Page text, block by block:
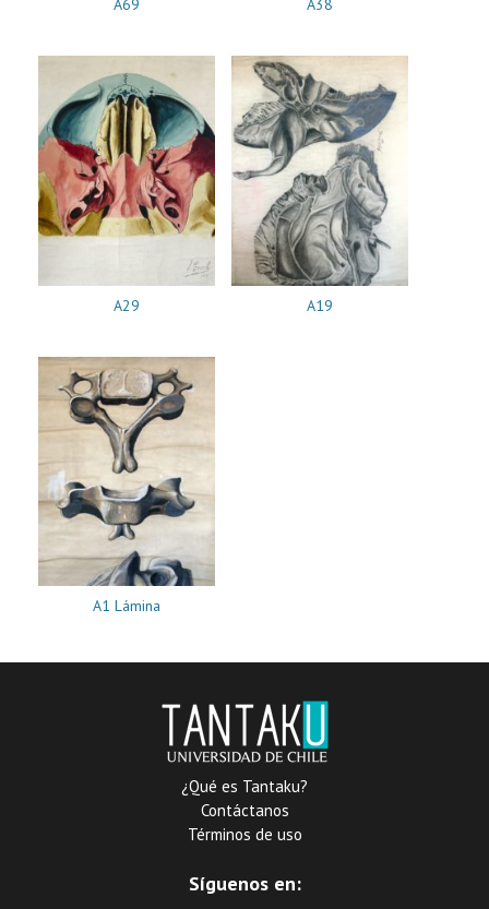
A69 A38
A29 A19
A1 Lámina
¿Qué es Tantaku?
Contáctanos
Términos de uso
Síguenos en: